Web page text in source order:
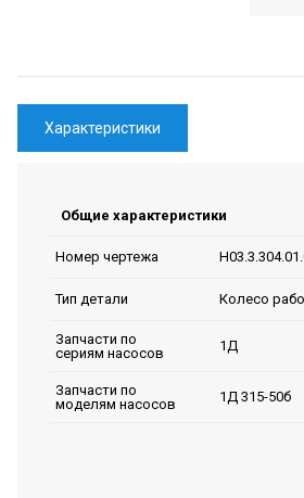
Характеристики
Общие характеристики
Номер чертежа
Тип детали Колесо
Запчасти по
сериям насосов
1Д
Запчасти по
моделям насосов
1Д 315-50б